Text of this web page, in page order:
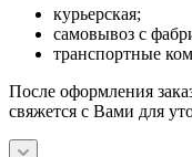
курьерская;
самовывоз с
транспортные
После оформления
свяжется с Вами для